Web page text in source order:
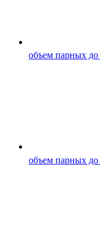
объем парных
объем парных